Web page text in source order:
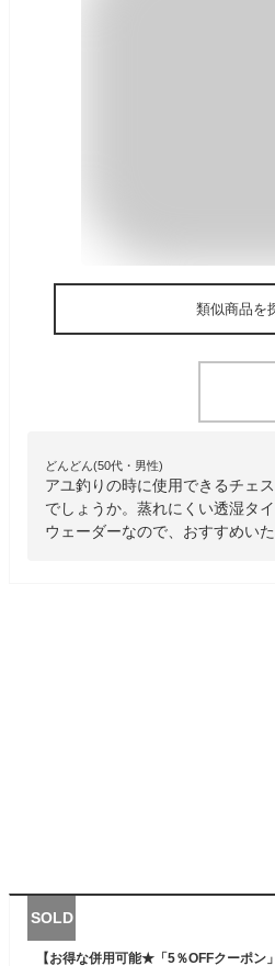
類似商品を
どんどん(50代・男性)
アユ釣りの時に使用できるチェ
でしょうか。蒸れにくい透湿タ
ウェーダーなので、おすすめいた
SOLD